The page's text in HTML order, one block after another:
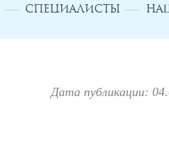
СПЕЦИАЛИСТЫ
Дата публикации: